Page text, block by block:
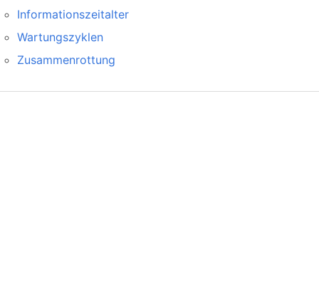
Informationszeitalter
Wartungszyklen
Zusammenrottung